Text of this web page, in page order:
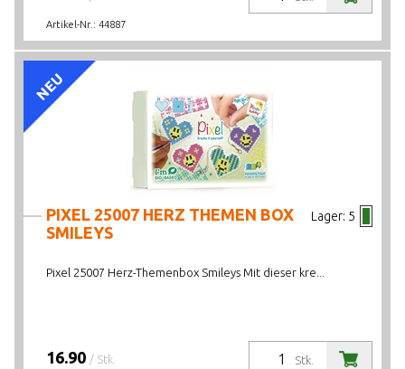
Artikel-Nr.: 44887
NEU
Lager: 5
PIXEL 25007 HERZ THEMEN BOX
SMILEYS
Pixel 25007 Herz-Themenbox Smileys Mit dieser kre...
Stk.
16.90 / Stk.